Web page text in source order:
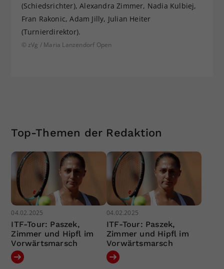
(Schiedsrichter), Alexandra Zimmer, Nadia Kulbiej,
Fran Rakonic, Adam Jilly, Julian Heiter
(Turnierdirektor).
© zVg / Maria Lanzendorf Open
Top-Themen der Redaktion
04.02.2025
ITF-Tour: Paszek,
Zimmer und Hipfl im
Vorwärtsmarsch
04.02.2025
ITF-Tour: Paszek,
Zimmer und Hipfl im
Vorwärtsmarsch